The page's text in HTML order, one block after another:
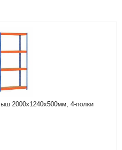
2000х1240х500мм, 4-полки